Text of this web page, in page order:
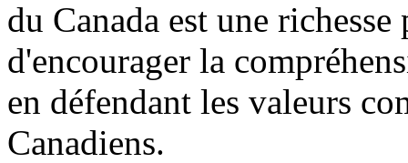
du Canada est une
d'encourager la
en défendant les valeurs
Canadiens.